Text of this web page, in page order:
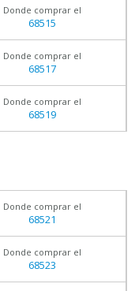
Donde comprar el
68515
Donde comprar el
68517
Donde comprar el
68519
Donde comprar el
68521
Donde comprar el
68523